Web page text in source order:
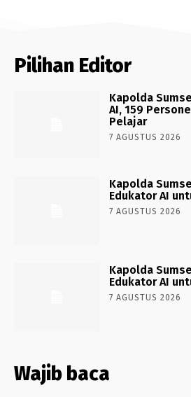
Pilihan Editor
Kapolda
AI, 159
Pelajar
7 AGUSTUS 2026
Kapolda
Edukator AI
7 AGUSTUS 2026
Kapolda
Edukator AI
7 AGUSTUS 2026
Wajib baca